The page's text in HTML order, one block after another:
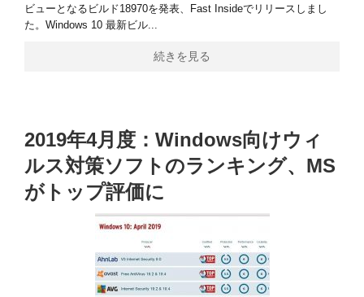
ビューとなるビルド18970を発表、Fast Insideでリリースしまし
た。Windows 10 最新ビル...
続きを見る
2019年4月度：Windows向けウィ
ルス対策ソフトのランキング、MS
がトップ評価に